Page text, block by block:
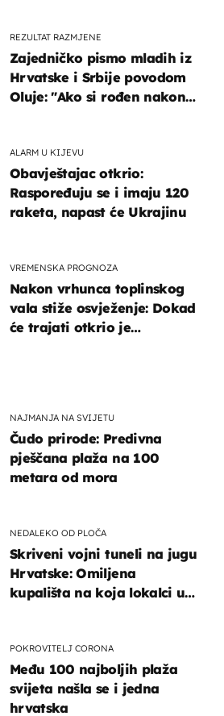
REZULTAT RAZMJENE
Zajedničko pismo mladih iz
Hrvatske i Srbije povodom
Oluje: "Ako si rođen nakon
ALARM U KIJEVU
Obavještajac otkrio:
Raspoređuju se i imaju 120
raketa, napast će Ukrajinu
VREMENSKA PROGNOZA
Nakon vrhunca toplinskog
vala stiže osvježenje: Dokad
će trajati otkrio je
NAJMANJA NA SVIJETU
Čudo prirode: Predivna
pješčana plaža na 100
metara od mora
NEDALEKO OD PLOČA
Skriveni vojni tuneli na jugu
Hrvatske: Omiljena
kupališta na koja lokalci u
POKROVITELJ CORONA
Među 100 najboljih plaža
svijeta našla se i jedna
hrvatska